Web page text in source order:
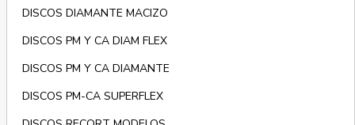
DISCOS DIAMANTE MACIZO
DISCOS PM Y CA DIAM FLEX
DISCOS PM Y CA DIAMANTE
DISCOS PM-CA SUPERFLEX